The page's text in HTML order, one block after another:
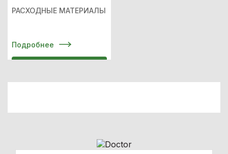
РАСХОДНЫЕ МАТЕРИАЛЫ
Подробнее